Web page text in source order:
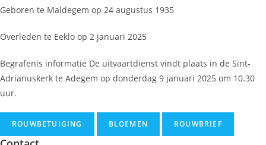
Geboren te Maldegem op 24 augustus 1935
Overleden te Eeklo op 2 januari 2025
Begrafenis informatie De uitvaartdienst vindt plaats in de Sint-
Adrianuskerk te Adegem op donderdag 9 januari 2025 om 10.30
uur.